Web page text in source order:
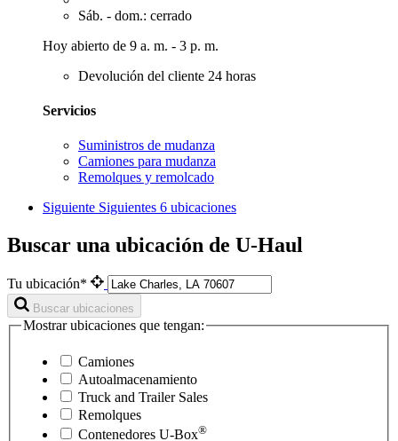
Sáb. - dom.: cerrado
Hoy abierto de 9 a. m. - 3 p. m.
Devolución del cliente 24 horas
Servicios
Suministros de mudanza
Camiones para mudanza
Remolques y remolcado
Siguiente Siguientes 6 ubicaciones
Buscar una ubicación de U-Haul
Tu ubicación*
Buscar ubicaciones
Mostrar ubicaciones que tengan:
Camiones
Autoalmacenamiento
Truck and Trailer Sales
Remolques
Contenedores U-Box®